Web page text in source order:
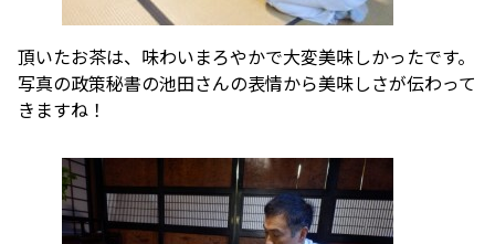
頂いたお茶は、味わいまろやかで大変美味しかったです。
写真の政策秘書の池田さんの表情から美味しさが伝わって
きますね！